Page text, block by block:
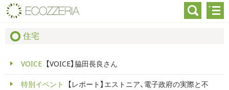
住宅
VOICE 【VOICE】脇田長良さん
特別イベント
【レポート】エストニア、電子政府の実際と不